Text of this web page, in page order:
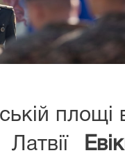
площі
Латвії